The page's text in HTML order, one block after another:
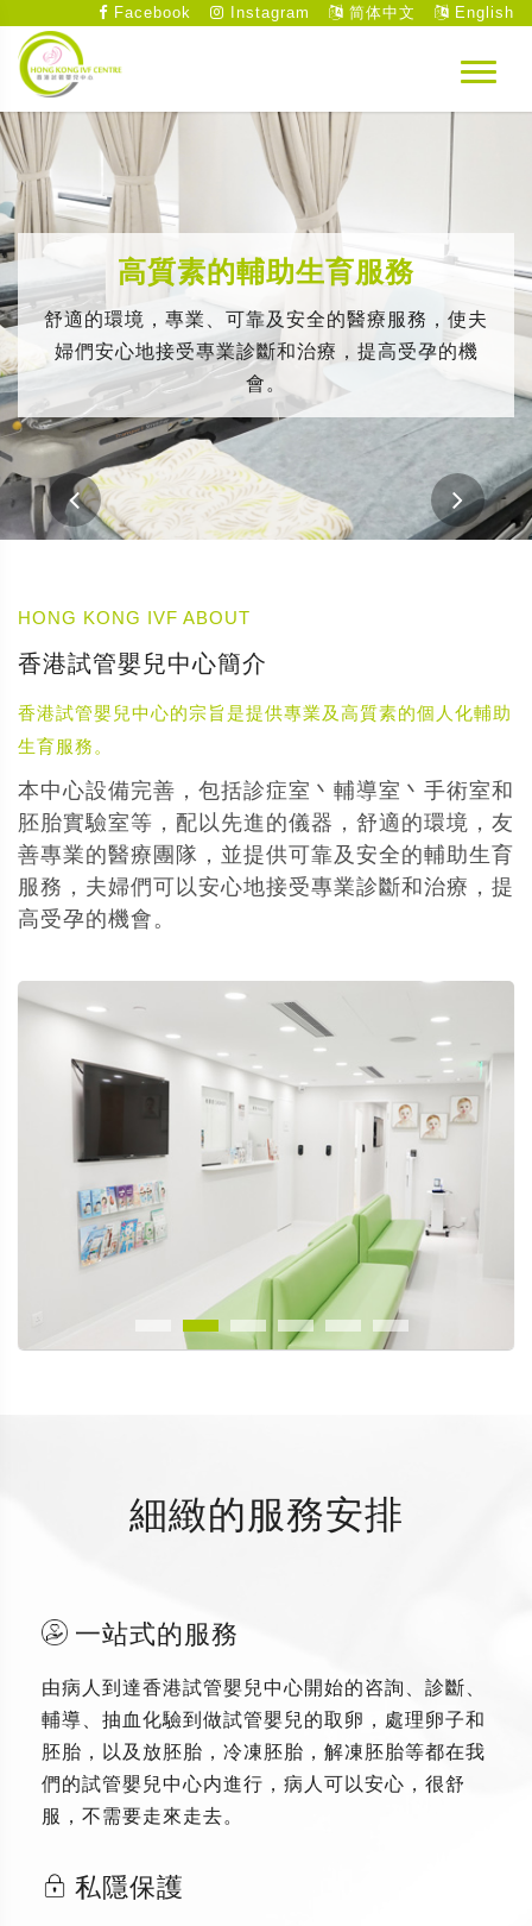
Facebook Instagram 简体中文 English
高質素的輔助生育服務
舒適的環境，專業、可靠及安全的醫療服務，使夫
婦們安心地接受專業診斷和治療，提高受孕的機
會。
HONG KONG IVF ABOUT
香港試管嬰兒中心簡介
香港試管嬰兒中心的宗旨是提供專業及高質素的個人化輔助
生育服務。
本中心設備完善，包括診症室丶輔導室丶手術室和
胚胎實驗室等，配以先進的儀器，舒適的環境，友
善專業的醫療團隊，並提供可靠及安全的輔助生育
服務，夫婦們可以安心地接受專業診斷和治療，提
高受孕的機會。
細緻的服務安排
一站式的服務
由病人到達香港試管嬰兒中心開始的咨詢、診斷、
輔導、抽血化驗到做試管嬰兒的取卵，處理卵子和
胚胎，以及放胚胎，冷凍胚胎，解凍胚胎等都在我
們的試管嬰兒中心内進行，病人可以安心，很舒
服，不需要走來走去。
私隱保護